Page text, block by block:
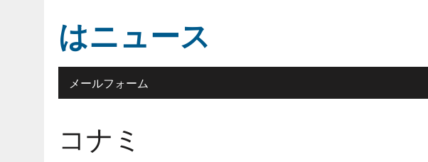
はニュース
メールフォーム
コナミ